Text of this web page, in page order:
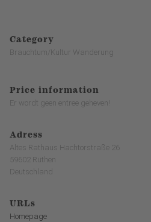
Category
Brauchtum/Kultur Wanderung
Price information
Er wordt geen entree geheven!
Adress
Altes Rathaus Hachtorstraße 26
59602 Rüthen
Deutschland
URLs
Homepage